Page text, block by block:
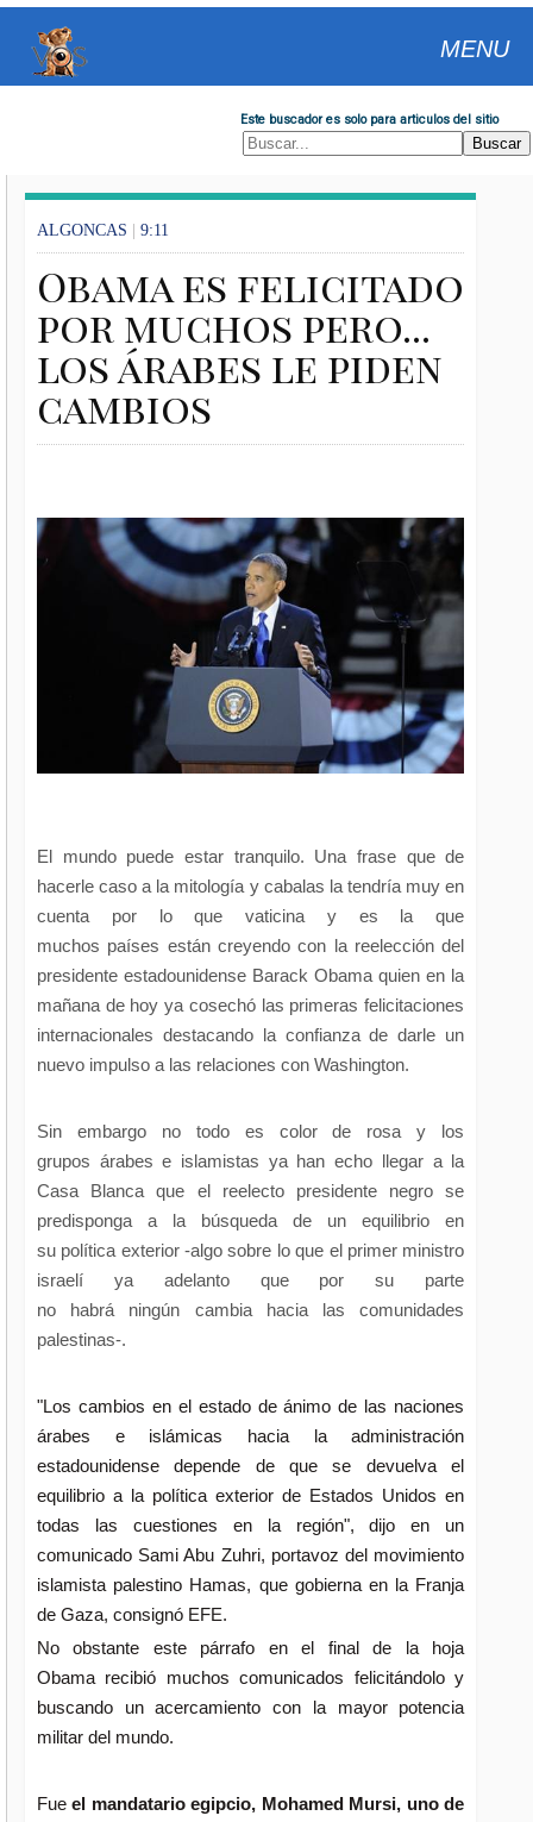
MENU
Este buscador es solo para articulos del sitio
ALGONCAS | 9:11
Obama es felicitado
por muchos pero...
los árabes le piden
cambios
El mundo puede estar tranquilo. Una frase que de
hacerle caso a la mitología y cabalas la tendría muy en
cuenta por lo que vaticina y es la que
muchos países están creyendo con la reelección del
presidente estadounidense Barack Obama quien en la
mañana de hoy ya cosechó las primeras felicitaciones
internacionales destacando la confianza de darle un
nuevo impulso a las relaciones con Washington.
Sin embargo no todo es color de rosa y los
grupos árabes e islamistas ya han echo llegar a la
Casa Blanca que el reelecto presidente negro se
predisponga a la búsqueda de un equilibrio en
su política exterior -algo sobre lo que el primer ministro
israelí ya adelanto que por su parte
no habrá ningún cambia hacia las comunidades
palestinas-.
"Los cambios en el estado de ánimo de las naciones
árabes e islámicas hacia la administración
estadounidense depende de que se devuelva el
equilibrio a la política exterior de Estados Unidos en
todas las cuestiones en la región", dijo en un
comunicado Sami Abu Zuhri, portavoz del movimiento
islamista palestino Hamas, que gobierna en la Franja
de Gaza, consignó EFE.
No obstante este párrafo en el final de la hoja
Obama recibió muchos comunicados felicitándolo y
buscando un acercamiento con la mayor potencia
militar del mundo.
Fue el mandatario egipcio, Mohamed Mursi, uno de